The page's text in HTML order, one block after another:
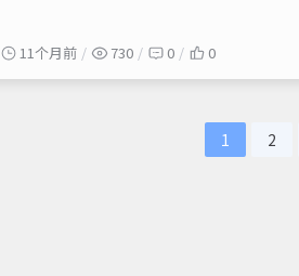
11个月前 730 0 0
1 2